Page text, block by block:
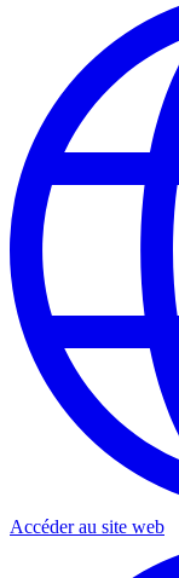
Accéder au site web